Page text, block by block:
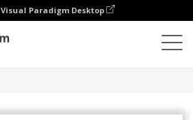
Visual Paradigm Desktop